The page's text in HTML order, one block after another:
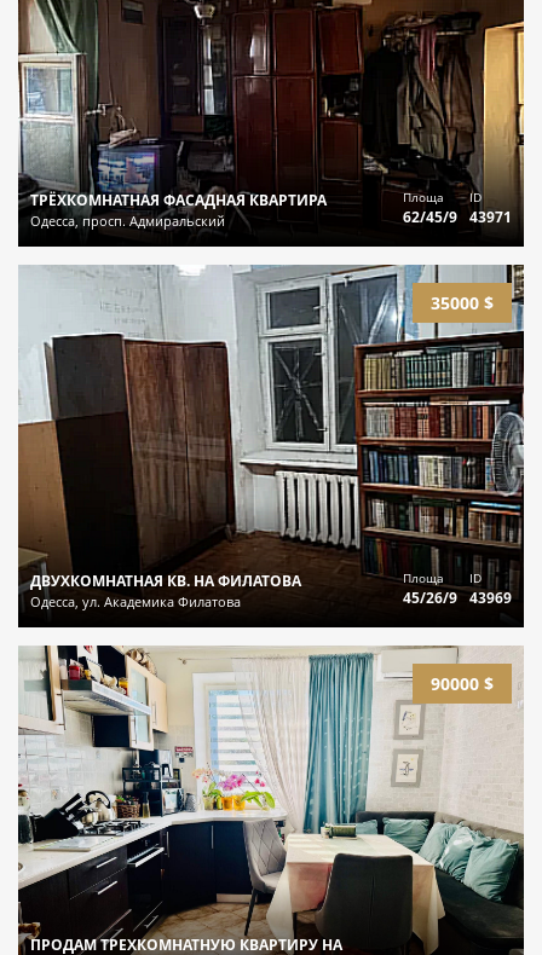
ТРЁХКОМНАТНАЯ ФАСАДНАЯ КВАРТИРА
Одесса, просп. Адмиральский
Площа
62/45/9
ID
43971
35000 $
ДВУХКОМНАТНАЯ КВ. НА ФИЛАТОВА
Одесса, ул. Академика Филатова
Площа
45/26/9
ID
43969
90000 $
ПРОДАМ ТРЕХКОМНАТНУЮ КВАРТИРУ НА